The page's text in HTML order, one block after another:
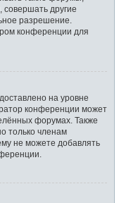
совершать другие
разрешение.
конференции для
на уровне
конференции может
форумах. Также
только членам
не можете добавлять